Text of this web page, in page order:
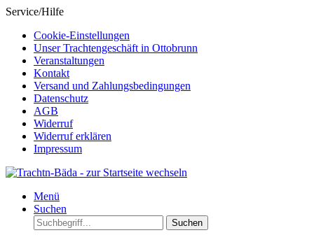
Service/Hilfe
Cookie-Einstellungen
Unser Trachtengeschäft in Ottobrunn
Veranstaltungen
Kontakt
Versand und Zahlungsbedingungen
Datenschutz
AGB
Widerruf
Widerruf erklären
Impressum
Menü
Suchen
Suchen